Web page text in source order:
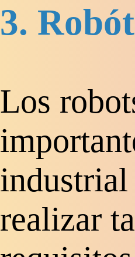
3.
Los
industrial
realizar